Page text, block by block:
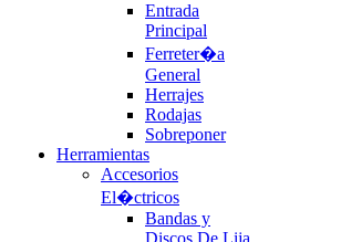
Entrada
Principal
Ferreter�a
General
Herrajes
Rodajas
Sobreponer
Herramientas
Accesorios
El�ctricos
Bandas y
Discos De Lija